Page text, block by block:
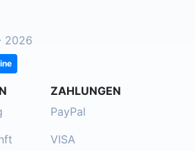
2026
ZAHLUNGEN
PayPal
VISA